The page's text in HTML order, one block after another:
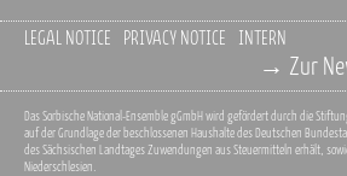
LEGAL NOTICE PRIVACY NOTICE INTERN
→ Zur
Das Sorbische National-Ensemble gGmbH wird gefördert durch die
auf der Grundlage der beschlossenen Haushalte des Deutschen
des Sächsischen Landtages Zuwendungen aus Steuermitteln erhält,
Niederschlesien.